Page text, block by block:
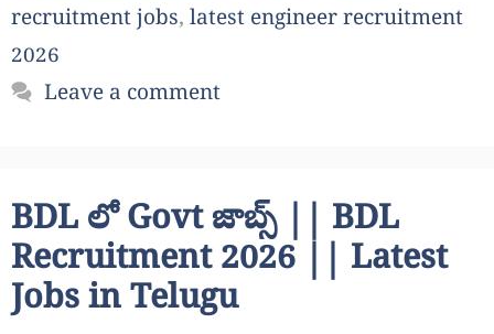
recruitment jobs, latest engineer recruitment
2026
Leave a comment
BDL లో Govt జాబ్స్ || BDL
Recruitment 2026 || Latest
Jobs in Telugu